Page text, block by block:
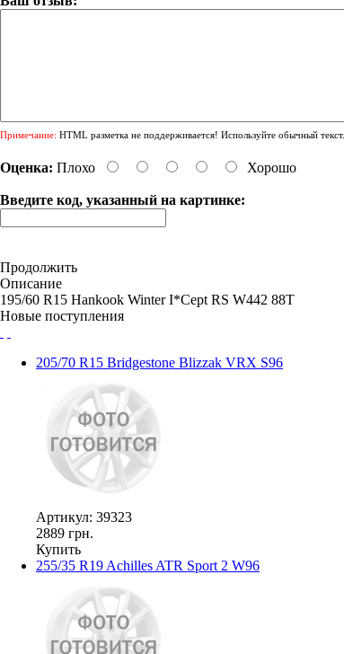
Примечание: HTML разметка не поддерживается! Используйте обычный текст.
Оценка: Плохо Хорошо
Введите код, указанный на картинке:
Продолжить
Описание
195/60 R15 Hankook Winter I*Cept RS W442 88T
Новые поступления
205/70 R15 Bridgestone Blizzak VRX S96
Артикул: 39323
2889 грн.
Купить
255/35 R19 Achilles ATR Sport 2 W96